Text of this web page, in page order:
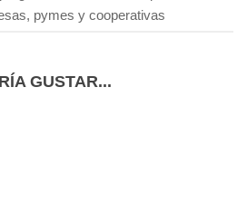
pymes y cooperativas
GUSTAR...